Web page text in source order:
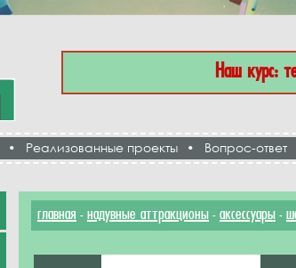
Наш курс:
• Реализованные проекты • Вопрос-ответ
главная - надувные аттракционы - аксессуары -